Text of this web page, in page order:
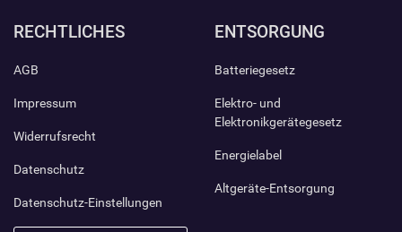
RECHTLICHES
AGB
Impressum
Widerrufsrecht
Datenschutz
Datenschutz-Einstellungen
ENTSORGUNG
Batteriegesetz
Elektro- und
Elektronikgerätegesetz
Energielabel
Altgeräte-Entsorgung